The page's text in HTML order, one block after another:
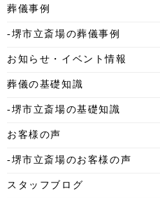
葬儀事例
-堺市立斎場の葬儀事例
お知らせ・イベント情報
葬儀の基礎知識
-堺市立斎場の基礎知識
お客様の声
-堺市立斎場のお客様の声
スタッフブログ